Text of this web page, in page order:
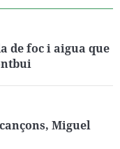
de foc i aigua que
Miguel